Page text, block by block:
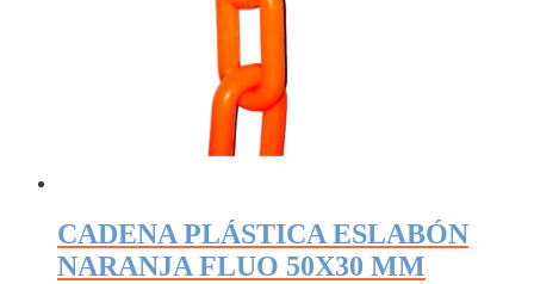
CADENA PLÁSTICA ESLABÓN
NARANJA FLUO 50X30 MM